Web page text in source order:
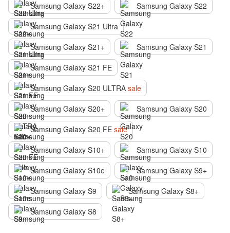
Samsung Galaxy S22+
Samsung Galaxy S22
Samsung Galaxy S21 Ultra
Samsung Galaxy S21+
Samsung Galaxy S21
Samsung Galaxy S21 FE
Samsung Galaxy S20 ULTRA sale
Samsung Galaxy S20+
Samsung Galaxy S20
Samsung Galaxy S20 FE sale
Samsung Galaxy S10+
Samsung Galaxy S10
Samsung Galaxy S10e
Samsung Galaxy S9+
Samsung Galaxy S9
Samsung Galaxy S8+
Samsung Galaxy S8